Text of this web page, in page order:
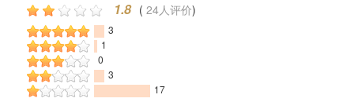
1.8 ( 24人评价)
3
1
0
3
17